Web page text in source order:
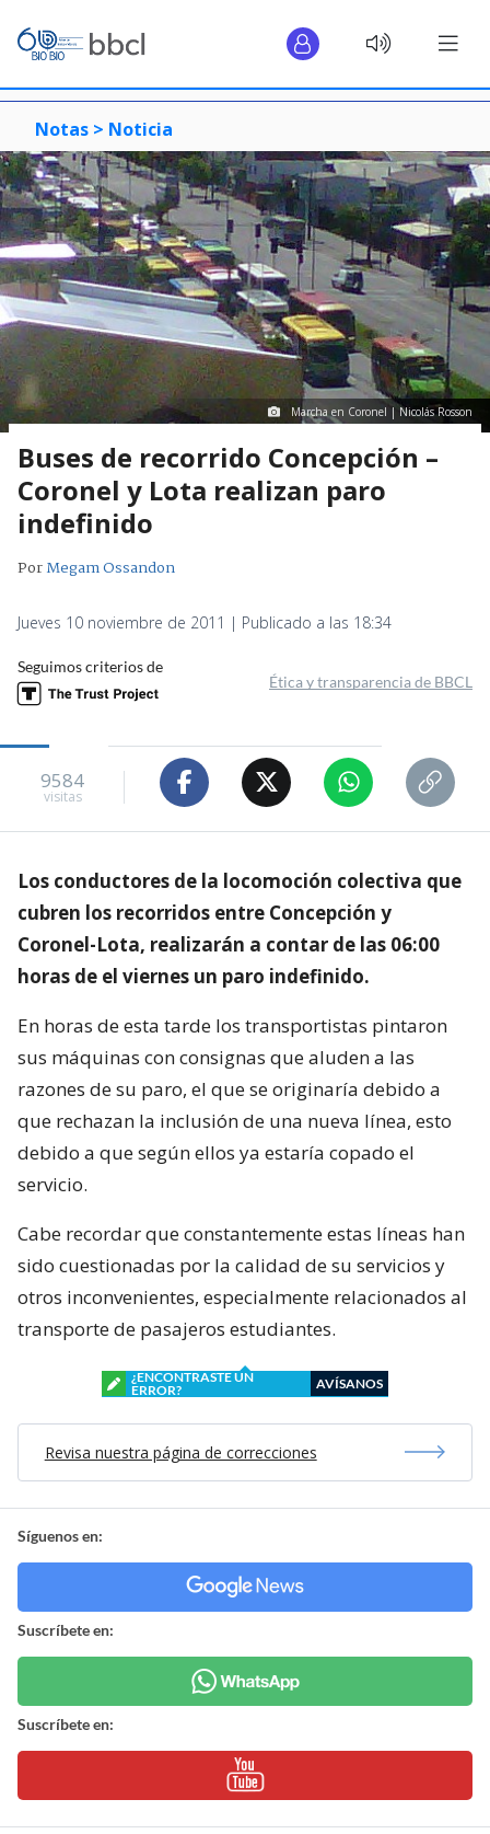
Notas > Noticia
Marcha en Coronel | Nicolás Rosson
Buses de recorrido Concepción –
Coronel y Lota realizan paro
indefinido
PorMegam Ossandon
Jueves 10 noviembre de 2011 | Publicado a las 18:34
Seguimos criterios de
Ética y transparencia de BBCL
9584
visitas
Los conductores de la locomoción colectiva que
cubren los recorridos entre Concepción y
Coronel-Lota, realizarán a contar de las 06:00
horas de el viernes un paro indefinido.
En horas de esta tarde los transportistas pintaron
sus máquinas con consignas que aluden a las
razones de su paro, el que se originaría debido a
que rechazan la inclusión de una nueva línea, esto
debido a que según ellos ya estaría copado el
servicio.
Cabe recordar que constantemente estas líneas han
sido cuestionadas por la calidad de su servicios y
otros inconvenientes, especialmente relacionados al
transporte de pasajeros estudiantes.
¿ENCONTRASTE UN
ERROR?
AVÍSANOS
Revisa nuestra página de correcciones
Síguenos en:
Suscríbete en:
Suscríbete en: